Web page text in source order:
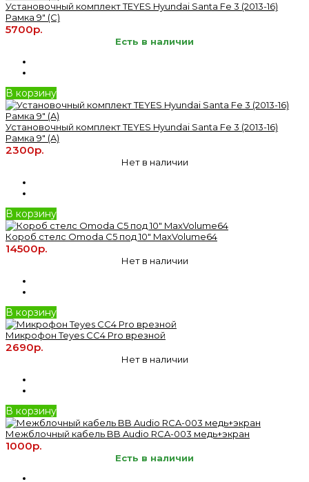
Установочный комплект TEYES Hyundai Santa Fe 3 (2013-16)
Рамка 9" (C)
5700р.
Есть в наличии
В корзину
Установочный комплект TEYES Hyundai Santa Fe 3 (2013-16)
Рамка 9" (A)
2300р.
Нет в наличии
В корзину
Короб стелс Omoda C5 под 10" MaxVolume64
14500р.
Нет в наличии
В корзину
Микрофон Teyes CC4 Pro врезной
2690р.
Нет в наличии
В корзину
Межблочный кабель BB Audio RCA-003 медь+экран
1000р.
Есть в наличии